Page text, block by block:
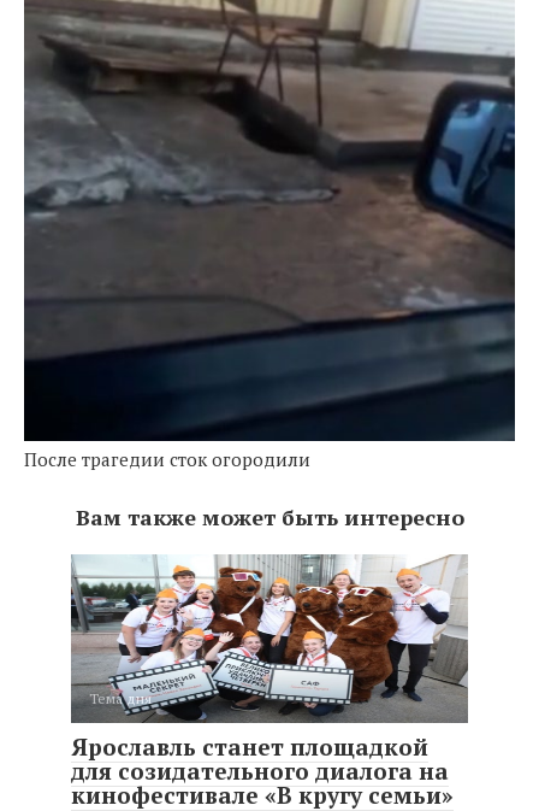
После трагедии сток огородили
Вам также может быть интересно
Тема дня
Ярославль станет площадкой
для созидательного диалога на
кинофестивале «В кругу семьи»